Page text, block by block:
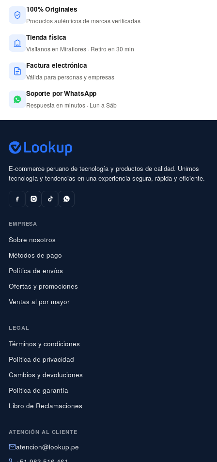
100% Originales
Productos auténticos de marcas verificadas
Tienda física
Visítanos en Miraflores · Retiro en 30 min
Factura electrónica
Válida para personas y empresas
Soporte por WhatsApp
Respuesta en minutos · Lun a Sáb
E-commerce peruano de tecnología y productos de calidad. Unimos
tecnología y tendencias en una experiencia segura, rápida y eficiente.
EMPRESA
Sobre nosotros
Métodos de pago
Política de envíos
Ofertas y promociones
Ventas al por mayor
LEGAL
Términos y condiciones
Política de privacidad
Cambios y devoluciones
Política de garantía
Libro de Reclamaciones
ATENCIÓN AL CLIENTE
atencion@lookup.pe